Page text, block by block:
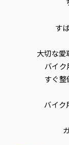
す
大切な愛
バイク
すぐ整
バイク